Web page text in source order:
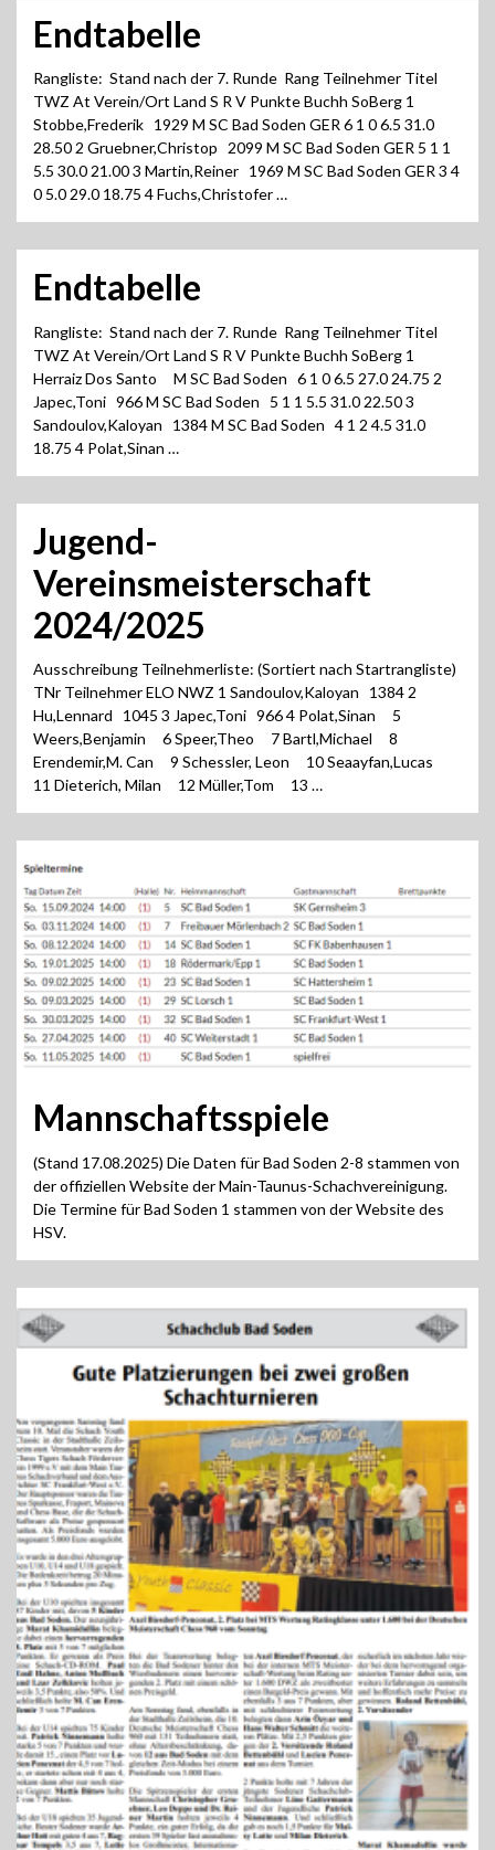
Endtabelle
Rangliste: Stand nach der 7. Runde Rang Teilnehmer Titel
TWZ At Verein/Ort Land S R V Punkte Buchh SoBerg 1
Stobbe,Frederik 1929 M SC Bad Soden GER 6 1 0 6.5 31.0
28.50 2 Gruebner,Christop 2099 M SC Bad Soden GER 5 1 1
5.5 30.0 21.00 3 Martin,Reiner 1969 M SC Bad Soden GER 3 4
0 5.0 29.0 18.75 4 Fuchs,Christofer …
Endtabelle
Rangliste: Stand nach der 7. Runde Rang Teilnehmer Titel
TWZ At Verein/Ort Land S R V Punkte Buchh SoBerg 1
Herraiz Dos Santo M SC Bad Soden 6 1 0 6.5 27.0 24.75 2
Japec,Toni 966 M SC Bad Soden 5 1 1 5.5 31.0 22.50 3
Sandoulov,Kaloyan 1384 M SC Bad Soden 4 1 2 4.5 31.0
18.75 4 Polat,Sinan …
Jugend-
Vereinsmeisterschaft
2024/2025
Ausschreibung Teilnehmerliste: (Sortiert nach Startrangliste)
TNr Teilnehmer ELO NWZ 1 Sandoulov,Kaloyan 1384 2
Hu,Lennard 1045 3 Japec,Toni 966 4 Polat,Sinan 5
Weers,Benjamin 6 Speer,Theo 7 Bartl,Michael 8
Erendemir,M. Can 9 Schessler, Leon 10 Seaayfan,Lucas
11 Dieterich, Milan 12 Müller,Tom 13 …
Mannschaftsspiele
(Stand 17.08.2025) Die Daten für Bad Soden 2-8 stammen von
der offiziellen Website der Main-Taunus-Schachvereinigung.
Die Termine für Bad Soden 1 stammen von der Website des
HSV.